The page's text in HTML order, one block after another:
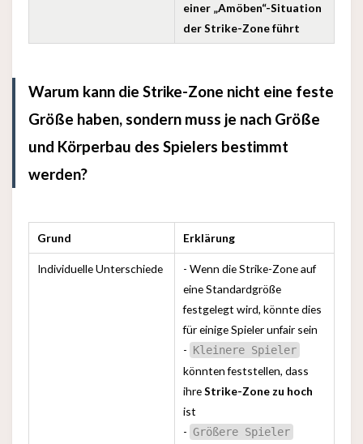
einer „Amöben“-Situation
der Strike-Zone führt
Warum kann die Strike-Zone nicht eine feste
Größe haben, sondern muss je nach Größe
und Körperbau des Spielers bestimmt
werden?
Grund Erklärung
Individuelle Unterschiede
- Wenn die Strike-Zone auf
eine Standardgröße
festgelegt wird, könnte dies
für einige Spieler unfair sein
- Kleinere Spieler
könnten feststellen, dass
ihreStrike-Zone zu hoch
ist
- Größere Spieler